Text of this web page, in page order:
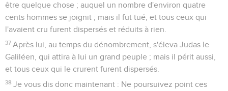
être quelque chose ; auquel un nombre d'environ quatre
cents hommes se joignit ; mais il fut tué, et tous ceux qui
l'avaient cru furent dispersés et réduits à rien.
37 Après lui, au temps du dénombrement, s'éleva Judas le
Galiléen, qui attira à lui un grand peuple ; mais il périt aussi,
et tous ceux qui le crurent furent dispersés.
38 Je vous dis donc maintenant : Ne poursuivez point ces